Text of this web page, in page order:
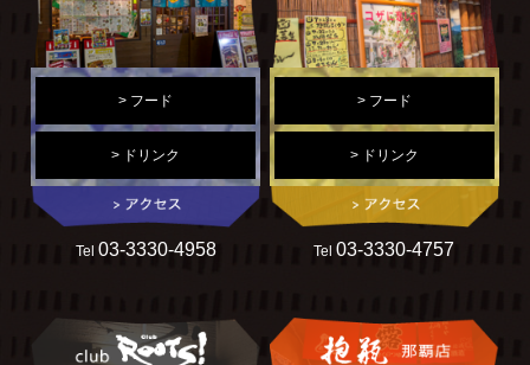
> フード
> ドリンク
Tel 03-3330-4958
> フード
> ドリンク
Tel03-3330-4757